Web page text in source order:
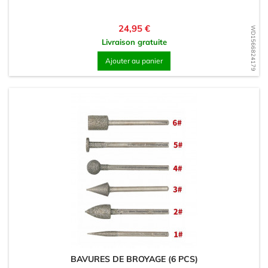
WD1566824179
Prix
24,95 €
Livraison gratuite
Ajouter au panier
BAVURES DE BROYAGE (6 PCS)